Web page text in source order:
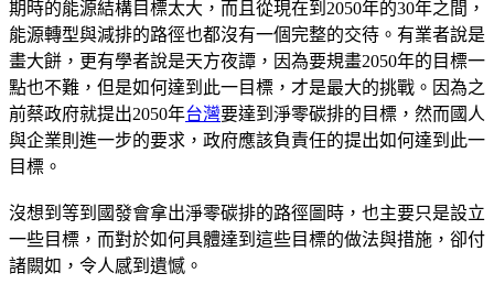
期時的能源結構目標太大，而且從現在到2050年的30年之間，
能源轉型與減排的路徑也都沒有一個完整的交待。有業者說是
畫大餅，更有學者說是天方夜譚，因為要規畫2050年的目標一
點也不難，但是如何達到此一目標，才是最大的挑戰。因為之
前蔡政府就提出2050年台灣要達到淨零碳排的目標，然而國人
與企業則進一步的要求，政府應該負責任的提出如何達到此一
目標。
沒想到等到國發會拿出淨零碳排的路徑圖時，也主要只是設立
一些目標，而對於如何具體達到這些目標的做法與措施，卻付
諸闕如，令人感到遺憾。